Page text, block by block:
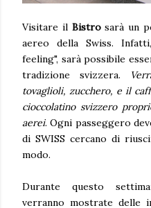
Visitare ilBistrosarà un
aereo della Swiss.
feeling", sarà possibile
tradizione svizzera.
tovaglioli, zucchero, e il
cioccolatino svizzero
aerei. Ogni passeggero
di SWISS cercano di
modo.
Durante questo
verranno mostrate delle